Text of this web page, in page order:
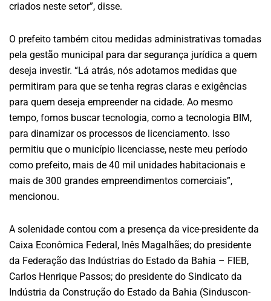
criados neste setor”, disse.
O prefeito também citou medidas administrativas tomadas
pela gestão municipal para dar segurança jurídica a quem
deseja investir. “Lá atrás, nós adotamos medidas que
permitiram para que se tenha regras claras e exigências
para quem deseja empreender na cidade. Ao mesmo
tempo, fomos buscar tecnologia, como a tecnologia BIM,
para dinamizar os processos de licenciamento. Isso
permitiu que o município licenciasse, neste meu período
como prefeito, mais de 40 mil unidades habitacionais e
mais de 300 grandes empreendimentos comerciais”,
mencionou.
A solenidade contou com a presença da vice-presidente da
Caixa Econômica Federal, Inês Magalhães; do presidente
da Federação das Indústrias do Estado da Bahia – FIEB,
Carlos Henrique Passos; do presidente do Sindicato da
Indústria da Construção do Estado da Bahia (Sinduscon-